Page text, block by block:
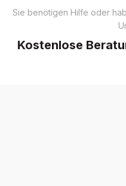
Sie benötigen Hilfe oder
Kostenlose